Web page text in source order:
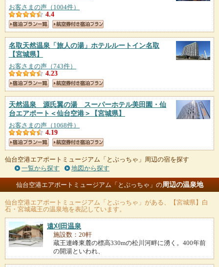
お客さまの声（1004件）
4.4
名取天然温泉「旅人の湯」ホテルルートイン名取
【宮城県】
お客さまの声（743件）
4.23
天然温泉 源氏翼の湯 スーパーホテル美田園・仙
台エアポート＜仙台空港＞
【宮城県】
お客さまの声（1068件）
4.19
仙台空港エアポートミュージアム「とぶっちゃ」周辺の宿を探す
一覧から探す
地図から探す
仙台空港エアポートミュージアム「とぶっちゃ」の周辺の温泉地
仙台空港エアポートミュージアム「とぶっちゃ」 がある、【宮城県】白
石・宮城蔵王の温泉地を表記しています。
遠刈田温泉
施設数：20軒
蔵王連峰東麓の標高330mの松川河畔に湧く。400年前
の開湯といわれ、